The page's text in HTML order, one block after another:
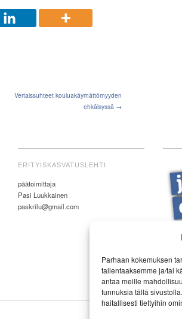
Parhaan kokemuksen
tallentaaksemme ja/tai
antaa meille
tunnuksia tällä
haitallisesti tiettyihin
Vertaissuhteet kouluakäymättömyyden
ehkäisyssä →
ERITYISKASVATUSLEHTI
päätoimittaja
Pasi Luukkainen
paskrilu@gmail.com